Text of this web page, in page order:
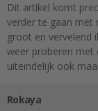
Dit artikel komt
verder te gaan met
groot en vervelend
weer proberen met
uiteindelijk ook
Rokaya